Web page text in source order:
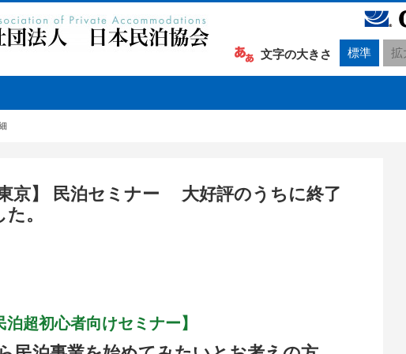
文字の大きさ 標準 拡
東京】 民泊セミナー 大好評のうちに終了
。
泊超初心者向けセミナー】